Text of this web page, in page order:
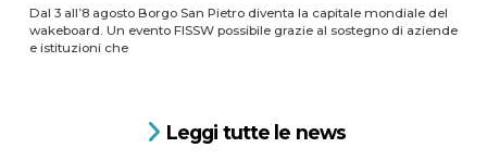
Dal 3 all’8 agosto Borgo San Pietro diventa la capitale mondiale del
wakeboard. Un evento FISSW possibile grazie al sostegno di aziende
e istituzioni che
Leggi tutte le news